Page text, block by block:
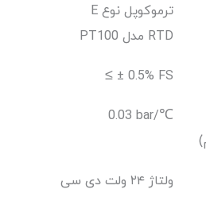
E ترموکوپل نوع
PT100 مدل RTD
≤ ± 0.5% FS
0.03 bar/℃
ولتاژ ۲۴ ولت دی سی